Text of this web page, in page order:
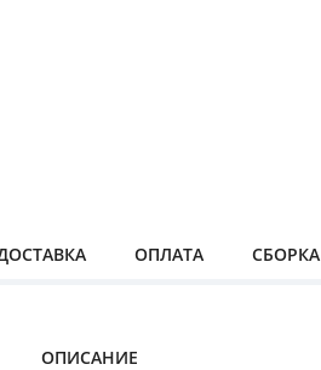
ОПЛАТА СБОРКА
ОПИСАНИЕ